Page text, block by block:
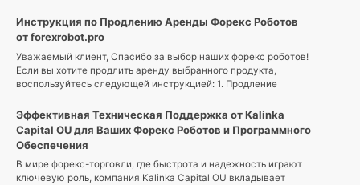
@ForexInvestPAMM
Инструкция по Продлению Аренды Форекс Роботов
от forexrobot.pro
Уважаемый клиент, Спасибо за выбор наших форекс роботов!
Если вы хотите продлить аренду выбранного продукта,
воспользуйтесь следующей инструкцией: 1. Продление
Эффективная Техническая Поддержка от Kalinka
Capital OU для Ваших Форекс Роботов и Программного
Обеспечения
В мире форекс-торговли, где быстрота и надежность играют
ключевую роль, компания Kalinka Capital OU вкладывает